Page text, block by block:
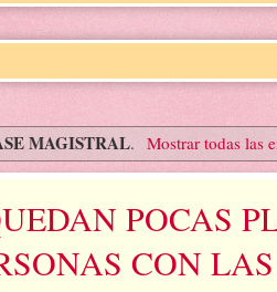
MAGISTRAL. Mostrar todas las
POCAS
CON